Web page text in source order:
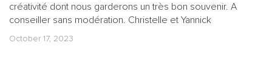
créativité dont nous garderons un très bon souvenir. A
conseiller sans modération. Christelle et Yannick
October 17, 2023